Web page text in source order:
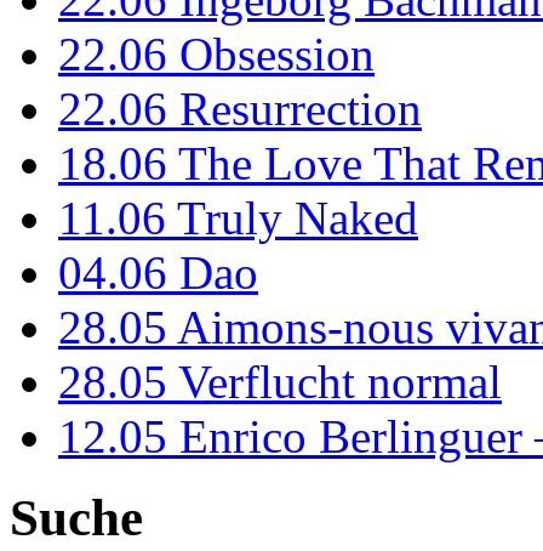
22.06 Obsession
22.06 Resurrection
18.06 The Love That
11.06 Truly Naked
04.06 Dao
28.05 Aimons-nous
28.05 Verflucht normal
12.05 Enrico Berlinguer
Suche